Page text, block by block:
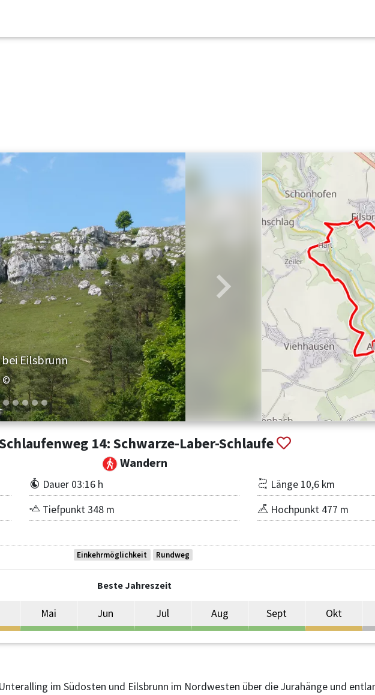
Eilsbrunn
©
Weiter
14: Schwarze-Laber-Schlaufe
Wandern
Dauer 03:16 h
Länge 10,6 km
Tiefpunkt 348 m
Hochpunkt 477 m
Einkehrmöglichkeit Rundweg
Beste Jahreszeit
Mai Jun Jul Aug Sept Okt
im Südosten und Eilsbrunn im Nordwesten über die Jurahänge und